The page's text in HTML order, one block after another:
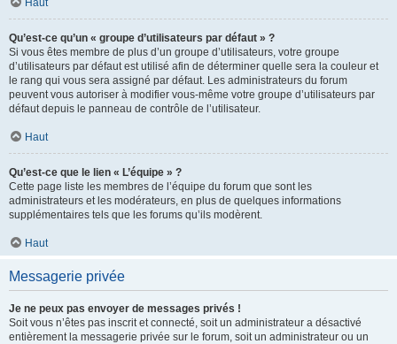
Haut
Qu’est-ce qu’un « groupe d’utilisateurs par défaut » ?
Si vous êtes membre de plus d’un groupe d’utilisateurs, votre groupe
d’utilisateurs par défaut est utilisé afin de déterminer quelle sera la couleur et
le rang qui vous sera assigné par défaut. Les administrateurs du forum
peuvent vous autoriser à modifier vous-même votre groupe d’utilisateurs par
défaut depuis le panneau de contrôle de l’utilisateur.
Haut
Qu’est-ce que le lien « L’équipe » ?
Cette page liste les membres de l’équipe du forum que sont les
administrateurs et les modérateurs, en plus de quelques informations
supplémentaires tels que les forums qu’ils modèrent.
Haut
Messagerie privée
Je ne peux pas envoyer de messages privés !
Soit vous n’êtes pas inscrit et connecté, soit un administrateur a désactivé
entièrement la messagerie privée sur le forum, soit un administrateur ou un